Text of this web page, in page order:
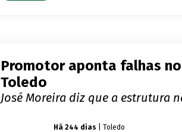
Promotor aponta falhas
Toledo
José Moreira diz que a estrutura
Há 244 dias | Toledo